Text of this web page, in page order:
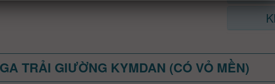
TRẢI GIƯỜNG KYMDAN (CÓ VỎ MỀN)